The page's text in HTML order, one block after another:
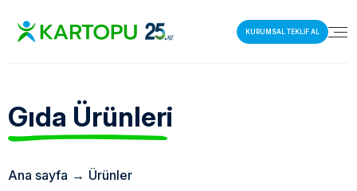
KURUMSAL TEKLİF AL
Gıda Ürünleri
Ana sayfa → Ürünler